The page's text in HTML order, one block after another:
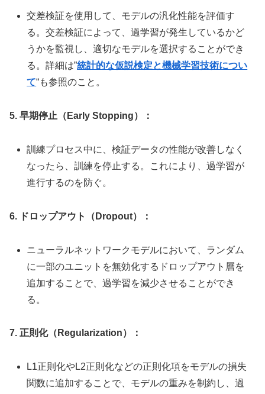
交差検証を使用して、モデルの汎化性能を評価す
る。交差検証によって、過学習が発生しているかど
うかを監視し、適切なモデルを選択することができ
る。詳細は”統計的な仮説検定と機械学習技術につい
て“も参照のこと。
5. 早期停止（Early Stopping）：
訓練プロセス中に、検証データの性能が改善しなく
なったら、訓練を停止する。これにより、過学習が
進行するのを防ぐ。
6. ドロップアウト（Dropout）：
ニューラルネットワークモデルにおいて、ランダム
に一部のユニットを無効化するドロップアウト層を
追加することで、過学習を減少させることができ
る。
7. 正則化（Regularization）：
L1正則化やL2正則化などの正則化項をモデルの損失
関数に追加することで、モデルの重みを制約し、過